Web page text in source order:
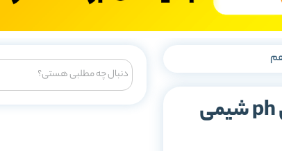
دانلود رایگان جزوه اسید و باز شیمی کنکور + نمونه سوال ph شیمی